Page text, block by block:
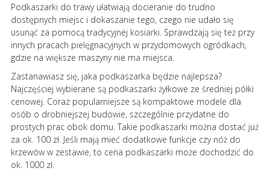
stronę
Podkaszarki do trawy ułatwiają docieranie do trudno
dostępnych miejsc i dokaszanie tego, czego nie udało się
usunąć za pomocą tradycyjnej kosiarki. Sprawdzają się też przy
innych pracach pielęgnacyjnych w przydomowych ogródkach,
gdzie na większe maszyny nie ma miejsca.
Zastanawiasz się, jaka podkaszarka będzie najlepsza?
Najczęściej wybierane są podkaszarki żyłkowe ze średniej półki
cenowej. Coraz popularniejsze są kompaktowe modele dla
osób o drobniejszej budowie, szczególnie przydatne do
prostych prac obok domu. Takie podkaszarki można dostać już
za ok. 100 zł. Jeśli mają mieć dodatkowe funkcje czy nóż do
krzewów w zestawie, to cena podkaszarki może dochodzić do
ok. 1000 zł.